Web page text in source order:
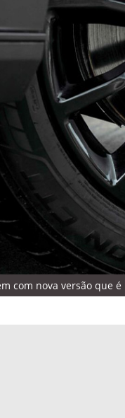
com nova versão que